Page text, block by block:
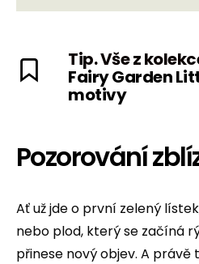
Tip. Vše z
Fairy Garden
motivy
Pozorování
Ať už jde o první zelený
nebo plod, který se začíná
přinese nový objev. A právě